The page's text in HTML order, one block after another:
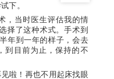
下。
，当时医生评估我的情
择了这种术式。手术到
年到一年的样子，会去
到目前为止，保持的不
啦！再也不用起床找眼